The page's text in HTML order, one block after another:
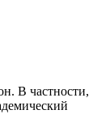
В частности,